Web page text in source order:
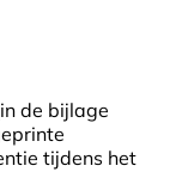
de bijlage
tijdens het